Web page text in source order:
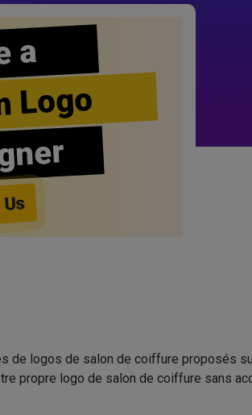
a
Logo
de logos de salon de coiffure proposés
propre logo de salon de coiffure sans